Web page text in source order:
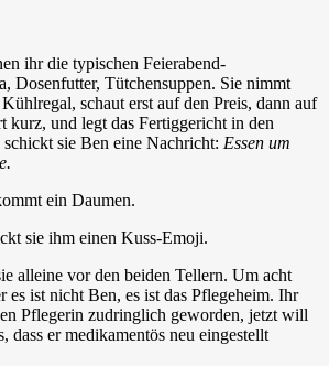
ihr die typischen Feierabend-
Dosenfutter, Tütchensuppen. Sie nimmt
schaut erst auf den Preis, dann auf
kurz, und legt das Fertiggericht in den
sie Ben eine Nachricht: Essen um
ein Daumen.
sie ihm einen Kuss-Emoji.
alleine vor den beiden Tellern. Um acht
ist nicht Ben, es ist das Pflegeheim. Ihr
Pflegerin zudringlich geworden, jetzt will
dass er medikamentös neu eingestellt